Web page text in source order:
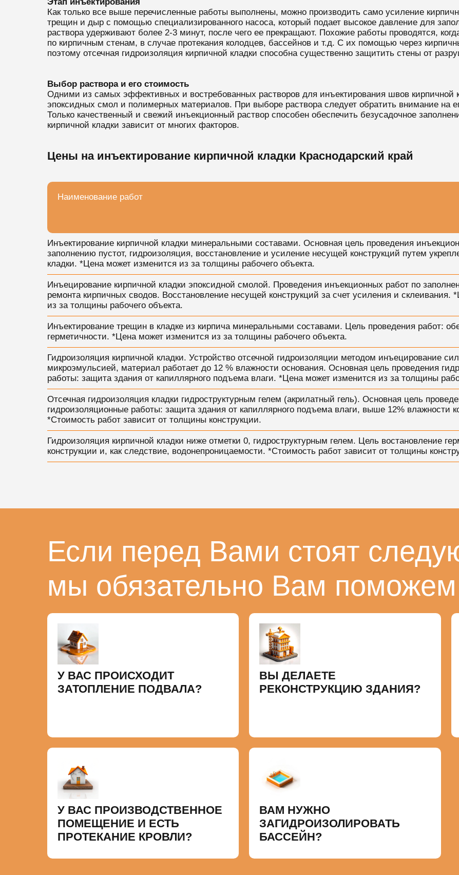
Как только все выше перечисленные работы выполнены, можно производить само усиление
трещин и дыр с помощью специализированного насоса, который подает высокое давление для
раствора удерживают более 2-3 минут, после чего ее прекращают. Похожие работы проводятся,
по кирпичным стенам, в случае протекания колодцев, бассейнов и т.д. С их помощью через
поэтому отсечная гидроизоляция кирпичной кладки способна существенно защитить стены от
Выбор раствора и его стоимость
Одними из самых эффективных и востребованных растворов для инъектирования швов кирпичной
эпоксидных смол и полимерных материалов. При выборе раствора следует обратить внимание на
Только качественный и свежий инъекционный раствор способен обеспечить безусадочное
кирпичной кладки зависит от многих факторов.
Цены на инъектирование кирпичной кладки Краснодарский край
Наименование работ
Инъектирование кирпичной кладки минеральными составами. Основная цель проведения
заполнению пустот, гидроизоляция, восстановление и усиление несущей конструкций путем
кладки. *Цена может изменится из за толщины рабочего объекта.
Инъецирование кирпичной кладки эпоксидной смолой. Проведения инъекционных работ по
ремонта кирпичных сводов. Восстановление несущей конструкций за счет усиления и склеивания.
из за толщины рабочего объекта.
Инъектирование трещин в кладке из кирпича минеральными составами. Цель проведения работ:
герметичности. *Цена может изменится из за толщины рабочего объекта.
Гидроизоляция кирпичной кладки. Устройство отсечной гидроизоляции методом инъецирование
микроэмульсией, материал работает до 12 % влажности основания. Основная цель проведения
работы: защита здания от капиллярного подъема влаги. *Цена может изменится из за толщины
Отсечная гидроизоляция кладки гидроструктурным гелем (акрилатный гель). Основная цель
гидроизоляционные работы: защита здания от капиллярного подъема влаги, выше 12% влажности
*Стоимость работ зависит от толщины конструкции.
Гидроизоляция кирпичной кладки ниже отметки 0, гидроструктурным гелем. Цель востановление
конструкции и, как следствие, водонепроницаемости. *Стоимость работ зависит от толщины
Если перед Вами стоят
мы обязательно Вам поможем
У ВАС ПРОИСХОДИТ
ЗАТОПЛЕНИЕ ПОДВАЛА?
ВЫ ДЕЛАЕТЕ
РЕКОНСТРУКЦИЮ ЗДАНИЯ?
У ВАС ПРОИЗВОДСТВЕННОЕ
ПОМЕЩЕНИЕ И ЕСТЬ
ПРОТЕКАНИЕ КРОВЛИ?
ВАМ НУЖНО
ЗАГИДРОИЗОЛИРОВАТЬ
БАССЕЙН?